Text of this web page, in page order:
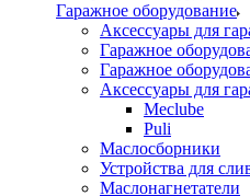
Гаражное оборудование
Аксессуары для
Гаражное
Гаражное
Аксессуары для
Meclube
Puli
Маслосборники
Устройства для
Маслонагнетатели